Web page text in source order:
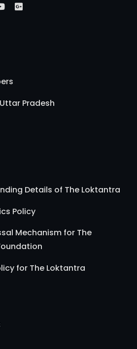
Pradesh
Details of The Loktantra
Policy
Mechanism for The
for The Loktantra